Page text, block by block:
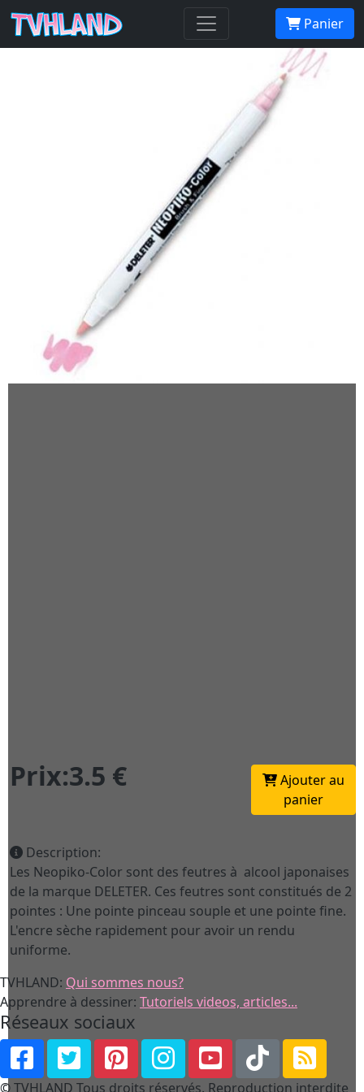
Panier
Neopiko-Color 560 Cool Grey 10
Prix:3.5 €
Ajouter au
panier
Description:
Les Neopiko-Color sont des feutres à alcool japonaises
de la marque DELETER. Ces feutres sont constitués de 2
pointes : Une pointe pinceau souple et une pointe fine.
L'encre sèche rapidement pour avoir un rendu
uniforme.
TVHLAND: Qui sommes nous?
Apprendre à dessiner: Tutoriels videos, articles...
Réseaux sociaux
© TVHLAND Tous droits réservés. Reproduction interdite